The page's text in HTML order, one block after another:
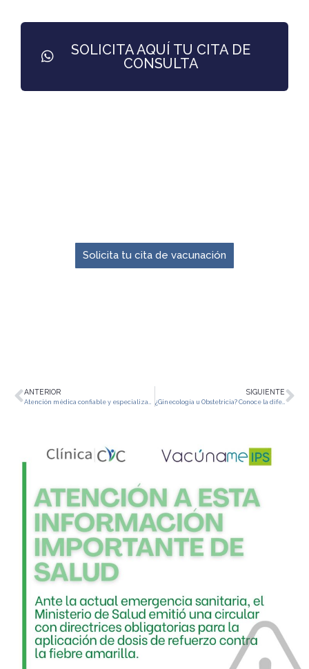
SOLICITA AQUÍ TU CITA DE
CONSULTA
Solicita tu cita de vacunación
ANTERIOR SIGUIENTE
¿Ginecología u Obstetricia? Conoce la diferencia y cuida tu salud femenina